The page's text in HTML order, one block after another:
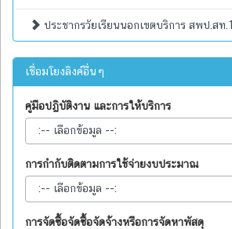
ประชากรวัยเรียนนอกเขตบริการ สพป.สท.1
เชื่อมโยงลิงค์อื่นๆ
คู่มือปฏิบัติงาน และการให้บริการ
การกำกับติดตามการใช้จ่ายงบประมาณ
การจัดซื้อจัดซื้อจัดจ้างหรือการจัดหาพัสดุ